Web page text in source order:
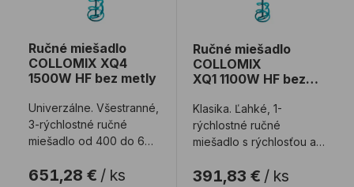
Ručné miešadlo
COLLOMIX XQ4
1500W HF bez metly
Univerzálne. Všestranné,
3-rýchlostné ručné
miešadlo od 400 do 670
Určené pre metl ...
651,28 € / ks
Ručné miešadlo
COLLOMIX
XQ1 1100W HF bez
Klasika. Ľahké, 1-
rýchlostné ručné
miešadlo s rýchlosťou až
Určené pre metly d ...
391,83 € / ks